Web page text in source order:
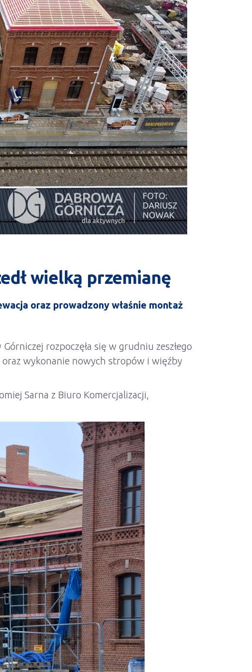
wielką przemianę
oraz prowadzony właśnie montaż
rozpoczęła się w grudniu zeszłego
wykonanie nowych stropów i więźby
Sarna z Biuro Komercjalizacji,